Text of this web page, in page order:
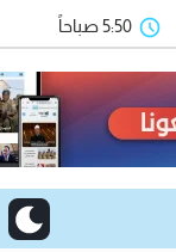
5:50 صباحاً